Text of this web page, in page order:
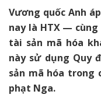
Vương quốc Anh
nay là HTX — cùng
tài sản mã hóa
này sử dụng Quy
sản mã hóa trong
phạt Nga.